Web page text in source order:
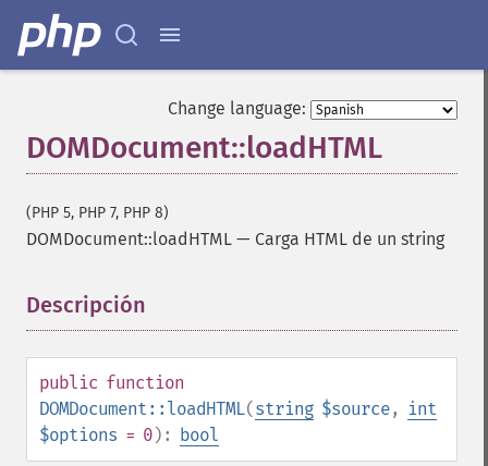
Change language:
DOMDocument::loadHTML
(PHP 5, PHP 7, PHP 8)
DOMDocument::loadHTML — Carga HTML de un string
Descripción
public function
DOMDocument::loadHTML(string $source,
int
$options = 0): bool